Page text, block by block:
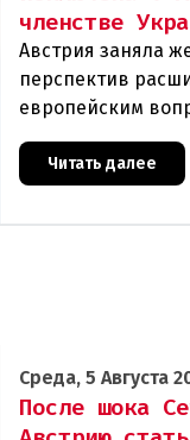
членстве
Австрия заняла
перспектив
европейским
присоединения
Читать далее
Среда, 5 Августа
После шока